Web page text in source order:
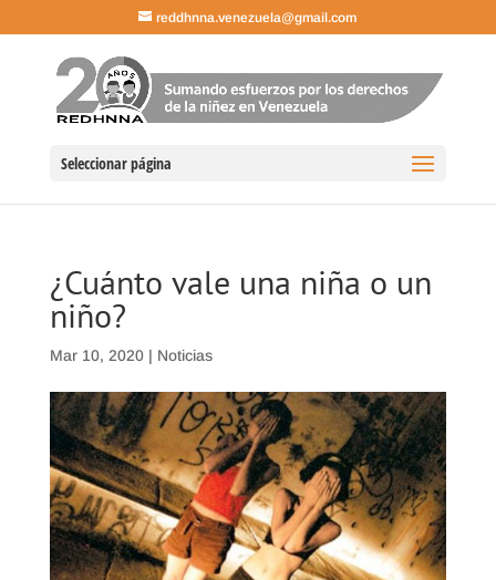
reddhnna.venezuela@gmail.com
Seleccionar página
¿Cuánto vale una niña o un
niño?
Mar 10, 2020| Noticias